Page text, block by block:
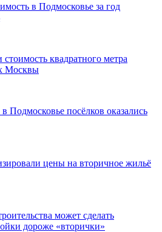
в Подмосковье за год
квадратного метра
Москвы
Подмосковье посёлков оказались
цены на вторичное жильё
может сделать
дороже «вторички»